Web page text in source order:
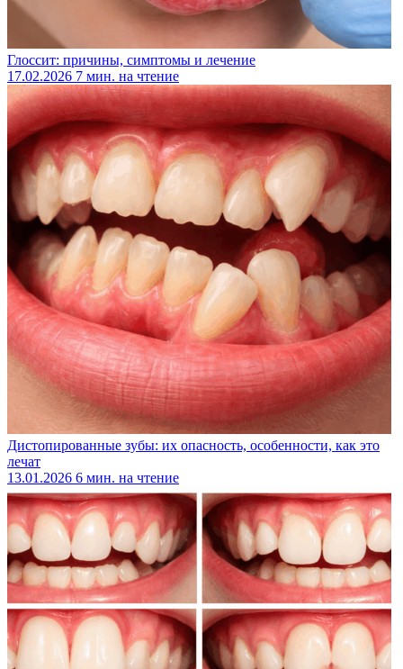
Глоссит: причины, симптомы и лечение
17.02.2026 7 мин. на чтение
Дистопированные зубы: их опасность, особенности, как это
лечат
13.01.2026 6 мин. на чтение